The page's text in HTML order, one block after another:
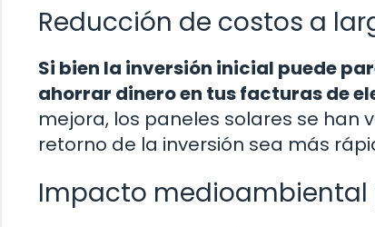
Reducción de costos a
Si bien la inversión inicial puede
ahorrar dinero en tus facturas de
mejora, los paneles solares se han
retorno de la inversión sea más
Impacto medioambiental